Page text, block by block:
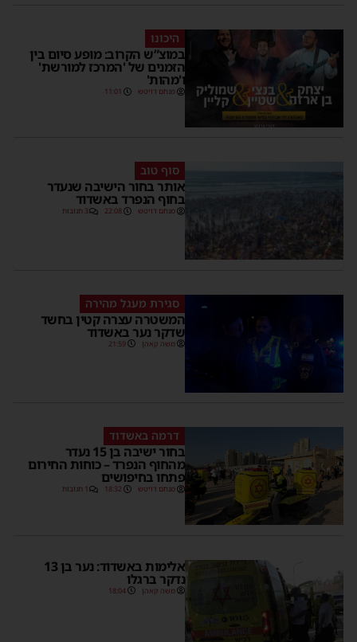
היכונו
במוצ”ש הקרוב: מופע סיום בין
הזמנים של 'המרכז למורשת'
ו'מהות'
מנחם דויטש 11:01
סוף טוב
אותר בחור הישיבה שנעדר
בחוף הנפרד באשדוד
מנחם דויטש 22:08 3 תגובות
סגירת מעגל מהירה
המשטרה עצרה קטין בחשד
שדקר נער באשדוד
משה קאהן 21:59
דרמה באשדוד
בחור ישיבה בן 15 נעדר
מהחוף הנפרד – כוחות החירום
פתחו בחיפושים
מנחם דויטש 18:32 1 תגובות
אלימות באשדוד: נער בן 13
נדקר ברגלו
משה קאהן 18:04